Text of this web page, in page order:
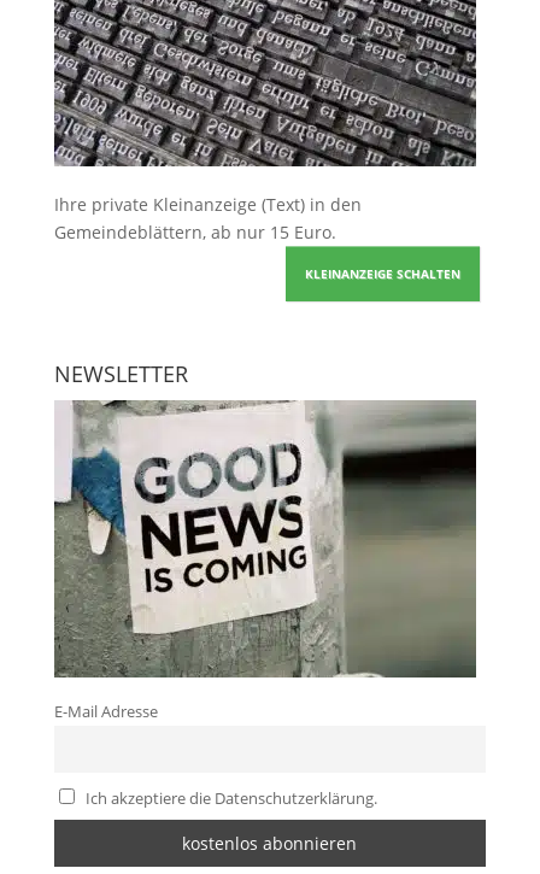
Ihre private Kleinanzeige (Text) in den
Gemeindeblättern, ab nur 15 Euro.
KLEINANZEIGE SCHALTEN
NEWSLETTER
E-Mail Adresse
Ich akzeptiere die Datenschutzerklärung.